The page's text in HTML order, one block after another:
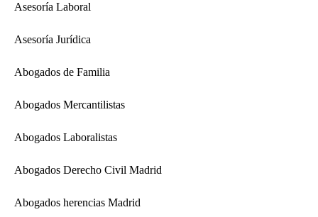
Asesoría Laboral
Asesoría Jurídica
Abogados de Familia
Abogados Mercantilistas
Abogados Laboralistas
Abogados Derecho Civil Madrid
Abogados herencias Madrid